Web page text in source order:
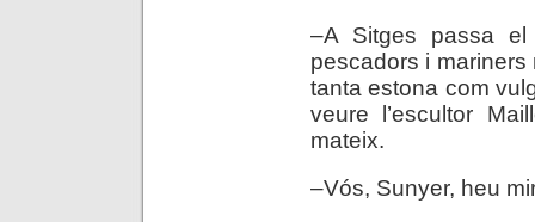
–A Sitges passa
pescadors i
tanta estona com
veure l’escultor
mateix.
–Vós, Sunyer, heu